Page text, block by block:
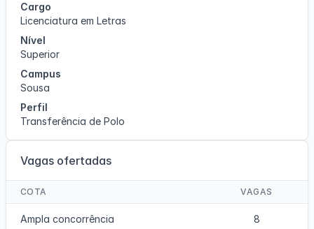
Cargo
Licenciatura em Letras
Nível
Superior
Campus
Sousa
Perfil
Transferência de Polo
Vagas ofertadas
COTA VAGAS
Ampla concorrência 8